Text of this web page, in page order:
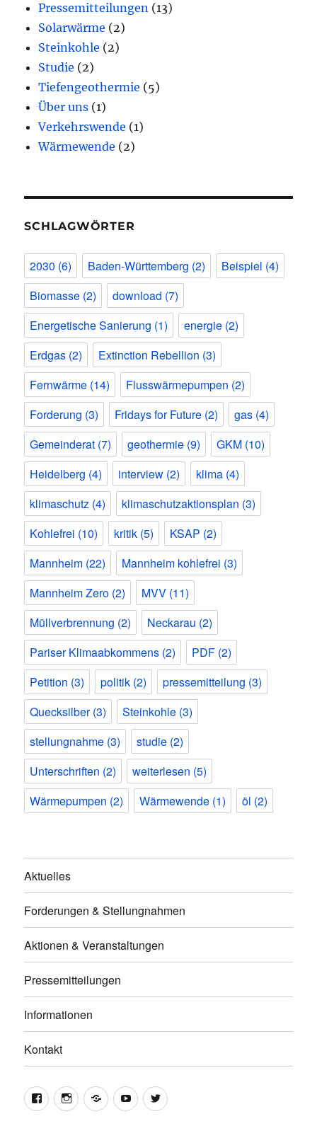
Pressemitteilungen (13)
Solarwärme (2)
Steinkohle (2)
Studie (2)
Tiefengeothermie (5)
Über uns (1)
Verkehrswende (1)
Wärmewende (2)
SCHLAGWÖRTER
2030 (6) Baden-Württemberg (2) Beispiel (4)
Biomasse (2) download (7)
Energetische Sanierung (1) energie (2)
Erdgas (2) Extinction Rebellion (3)
Fernwärme (14) Flusswärmepumpen (2)
Forderung (3) Fridays for Future (2) gas (4)
Gemeinderat (7) geothermie (9) GKM (10)
Heidelberg (4) interview (2) klima (4)
klimaschutz (4) klimaschutzaktionsplan (3)
Kohlefrei (10) kritik (5) KSAP (2)
Mannheim (22) Mannheim kohlefrei (3)
Mannheim Zero (2) MVV (11)
Müllverbrennung (2) Neckarau (2)
Pariser Klimaabkommens (2) PDF (2)
Petition (3) politik (2) pressemitteilung (3)
Quecksilber(3) Steinkohle (3)
stellungnahme (3) studie (2)
Unterschriften (2) weiterlesen (5)
Wärmepumpen (2) Wärmewende (1) öl (2)
Aktuelles
Forderungen & Stellungnahmen
Aktionen & Veranstaltungen
Pressemitteilungen
Informationen
Kontakt
facebookinstagram
telegram
youtubetwitter